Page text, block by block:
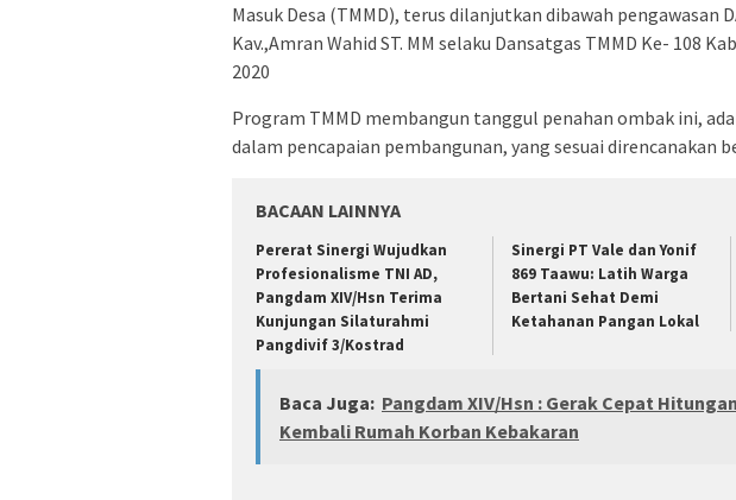
Masuk Desa (TMMD), terus dilanjutkan dibawah pengawasan
Kav.,Amran Wahid ST. MM selaku Dansatgas TMMD Ke- 108
2020
Program TMMD membangun tanggul penahan ombak ini,
dalam pencapaian pembangunan, yang sesuai direncanakan
BACAAN LAINNYA
Pererat Sinergi Wujudkan
Profesionalisme TNI AD,
Pangdam XIV/Hsn Terima
Kunjungan Silaturahmi
Pangdivif 3/Kostrad
Sinergi PT Vale dan Yonif
869 Taawu: Latih Warga
Bertani Sehat Demi
Ketahanan Pangan Lokal
Baca Juga: Pangdam XIV/Hsn : Gerak Cepat
Kembali Rumah Korban Kebakaran